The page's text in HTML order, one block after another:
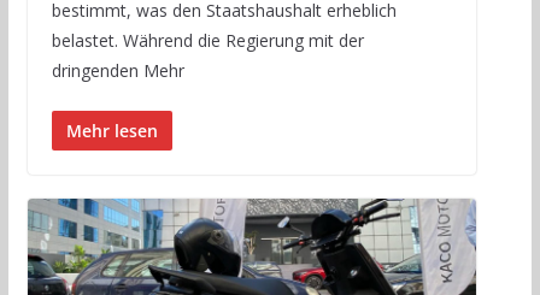
bestimmt, was den Staatshaushalt erheblich
belastet. Während die Regierung mit der
dringenden Mehr
Mehr lesen